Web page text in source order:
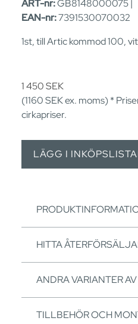
ART-nr:GB8148000075 |
EAN-nr:7391530070032
1st, till Artic kommod 100, vit
1 450SEK
(1160SEKex. moms) *
cirkapriser.
LÄGG I
HITTA
ANDRA VARIANTER
TILLBEHÖR OCH